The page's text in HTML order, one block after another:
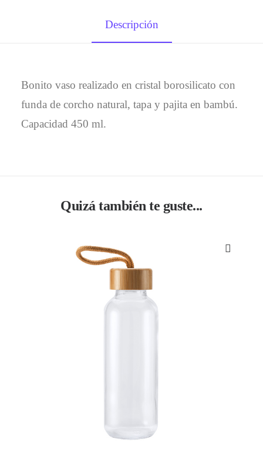
Descripción
Bonito vaso realizado en cristal borosilicato con
funda de corcho natural, tapa y pajita en bambú.
Capacidad 450 ml.
Quizá también te guste...